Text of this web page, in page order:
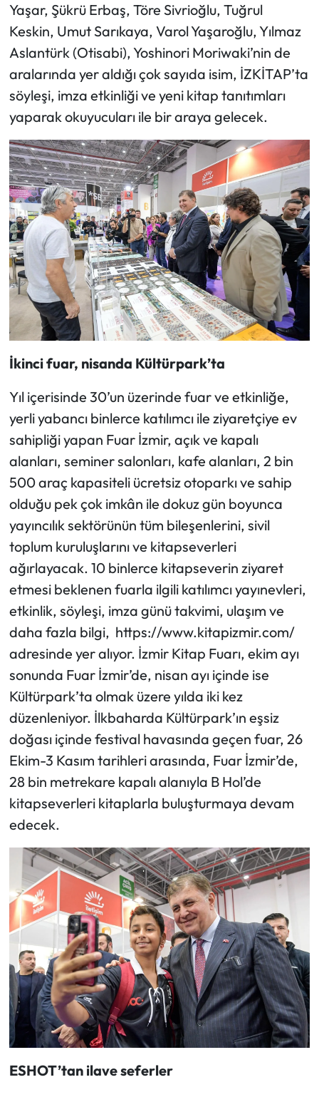
Yaşar, Şükrü Erbaş, Töre Sivrioğlu, Tuğrul
Keskin, Umut Sarıkaya, Varol Yaşaroğlu, Yılmaz
Aslantürk (Otisabi), Yoshinori Moriwaki’nin de
aralarında yer aldığı çok sayıda isim, İZKİTAP’ta
söyleşi, imza etkinliği ve yeni kitap tanıtımları
yaparak okuyucuları ile bir araya gelecek.
İkinci fuar, nisanda Kültürpark’ta
Yıl içerisinde 30’un üzerinde fuar ve etkinliğe,
yerli yabancı binlerce katılımcı ile ziyaretçiye ev
sahipliği yapan Fuar İzmir, açık ve kapalı
alanları, seminer salonları, kafe alanları, 2 bin
500 araç kapasiteli ücretsiz otoparkı ve sahip
olduğu pek çok imkân ile dokuz gün boyunca
yayıncılık sektörünün tüm bileşenlerini, sivil
toplum kuruluşlarını ve kitapseverleri
ağırlayacak. 10 binlerce kitapseverin ziyaret
etmesi beklenen fuarla ilgili katılımcı yayınevleri,
etkinlik, söyleşi, imza günü takvimi, ulaşım ve
daha fazla bilgi, https://www.kitapizmir.com/
adresinde yer alıyor. İzmir Kitap Fuarı, ekim ayı
sonunda Fuar İzmir’de, nisan ayı içinde ise
Kültürpark’ta olmak üzere yılda iki kez
düzenleniyor. İlkbaharda Kültürpark’ın eşsiz
doğası içinde festival havasında geçen fuar, 26
Ekim-3 Kasım tarihleri arasında, Fuar İzmir’de,
28 bin metrekare kapalı alanıyla B Hol’de
kitapseverleri kitaplarla buluşturmaya devam
edecek.
ESHOT’tan ilave seferler